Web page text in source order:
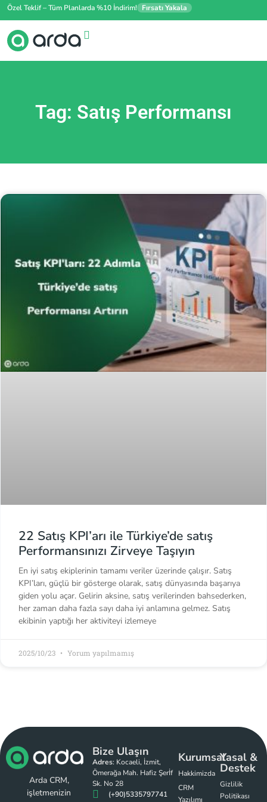
Özel Teklif – Tüm Planlarda %10 İndirim! Fırsatı Yakala
Tag: Satış Performansı
22 Satış KPI’arı ile Türkiye’de satış
Performansınızı Zirveye Taşıyın
En iyi satış ekiplerinin tamamı veriler üzerinde çalışır. Satış
KPI’ları, güçlü bir gösterge olarak, satış dünyasında başarıya
giden yolu açar. Gelirin aksine, satış verilerinden bahsederken,
her zaman daha fazla sayı daha iyi anlamına gelmez. Satış
ekibinin yaptığı her aktiviteyi izlemeye
2025/10/23 Yorum yapılmamış
Arda CRM,
işletmenizin
Bize Ulaşın
Adres: Kocaeli, İzmit,
Ömerağa Mah. Hafiz Şerİf
Sk. No 28
(+90)5335797741
Kurumsal
Hakkimizda
CRM
Yazılımı
Yasal &
Destek
Gizlilik
Politikası